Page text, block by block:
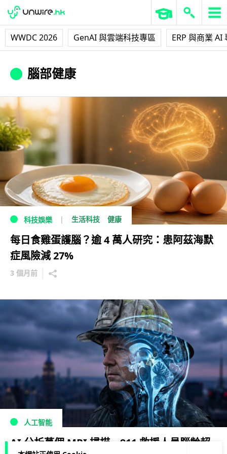
WWDC 2026 GenAI 與雲端科技專區 ERP 與商業 AI
腦部健康
科技娛樂 生活科技 健康
每日食雞蛋護腦？逾 4 萬人研究：患阿茲海默
症風險減 27%
3 個月前
人工智能
AI 分析萬個 MRI 掃描 911 救援人員腦齡超